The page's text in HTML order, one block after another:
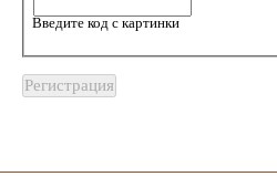
Введите код с картинки